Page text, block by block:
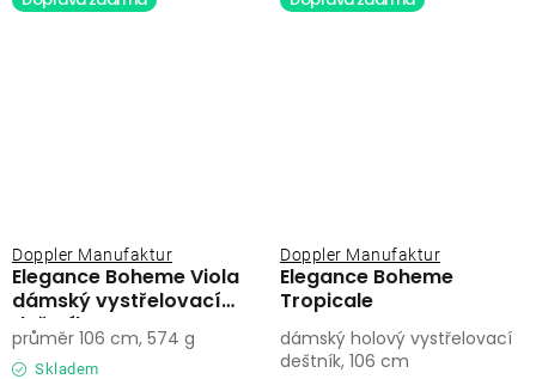
Elegance Boheme Viola
dámský vystřelovací
deštník
Doppler Manufaktur
Skladem
průměr 106 cm, 574 g
Elegance Boheme
Tropicale
Doppler Manufaktur
dámský holový vystřelovací
deštník, 106 cm